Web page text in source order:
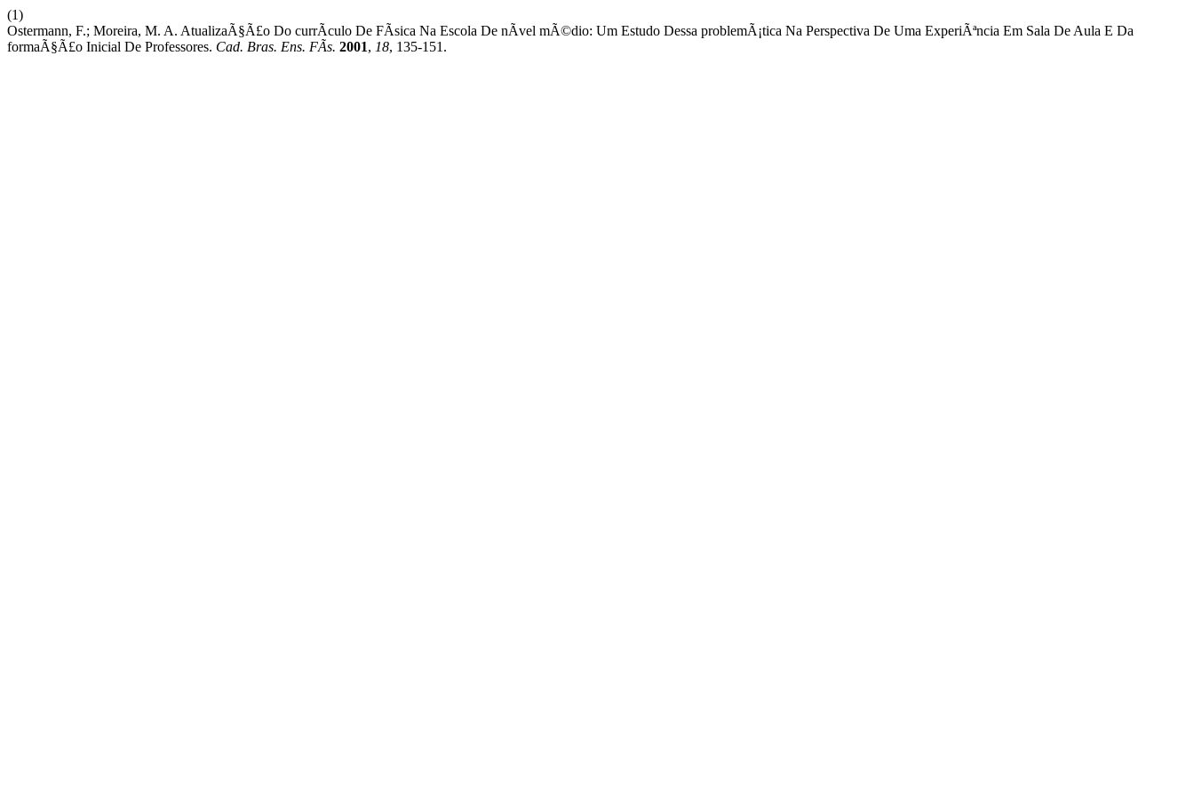
(1)
Ostermann, F.; Moreira, M. A. AtualizaÃ§Ã£o Do currÃ­culo De FÃ­sica Na Escola De nÃ­vel mÃ©dio: Um Estudo Dessa problemÃ¡tica Na Perspectiva De Uma ExperiÃªncia Em Sala De Aula E Da
formaÃ§Ã£o Inicial De Professores. Cad. Bras. Ens. FÃ­s. 2001, 18, 135-151.